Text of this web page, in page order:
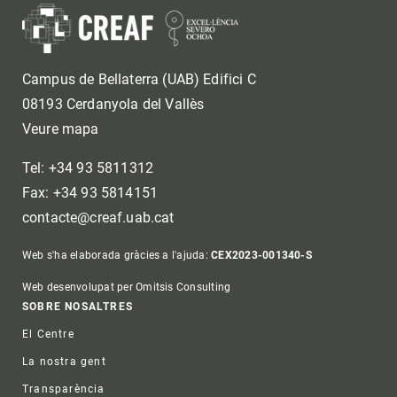
Campus de Bellaterra (UAB) Edifici C
08193 Cerdanyola del Vallès
Veure mapa
Tel: +34 93 5811312
Fax: +34 93 5814151
contacte@creaf.uab.cat
Web s'ha elaborada gràcies a l'ajuda:CEX2023-001340-S
Web desenvolupat per Omitsis Consulting
Footer
SOBRE NOSALTRES
El Centre
La nostra gent
Transparència